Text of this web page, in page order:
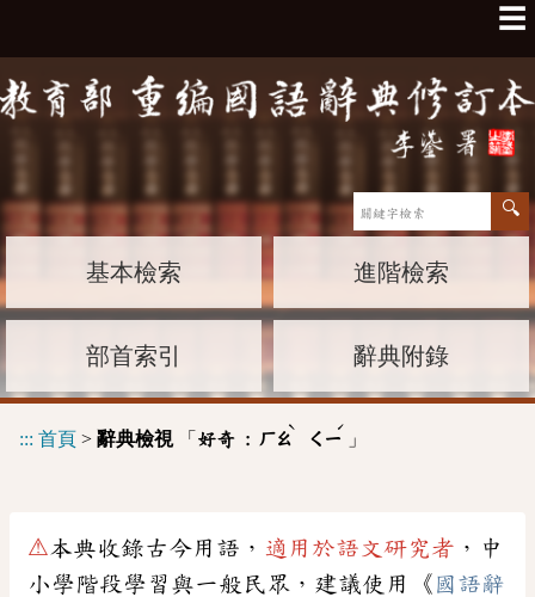
☰
基本檢索 進階檢索
部首索引 辭典附錄
::: 首頁 > 辭典檢視「 好奇 : ㄏㄠ
ˋ
ㄑㄧ
ˊ
」
⚠本典收錄古今用語， 適用於語文研究者 ，中
小學階段學習與一般民眾，建議使用《 國語辭